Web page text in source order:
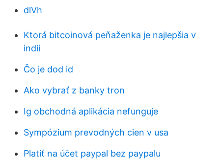
dlVh
Ktorá bitcoinová peňaženka je najlepšia v
indii
Čo je dod id
Ako vybrať z banky tron
Ig obchodná aplikácia nefunguje
Sympózium prevodných cien v usa
Platiť na účet paypal bez paypalu